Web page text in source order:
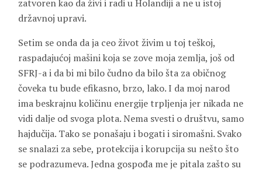
zatvoren kao da živi i radi u Holandiji a ne u istoj
državnoj upravi.
Setim se onda da ja ceo život živim u toj teškoj,
raspadajućoj mašini koja se zove moja zemlja, još od
SFRJ-a i da bi mi bilo čudno da bilo šta za običnog
čoveka tu bude efikasno, brzo, lako. I da moj narod
ima beskrajnu količinu energije trpljenja jer nikada ne
vidi dalje od svoga plota. Nema svesti o društvu, samo
hajdučija. Tako se ponašaju i bogati i siromašni. Svako
se snalazi za sebe, protekcija i korupcija su nešto što
se podrazumeva. Jedna gospođa me je pitala zašto su